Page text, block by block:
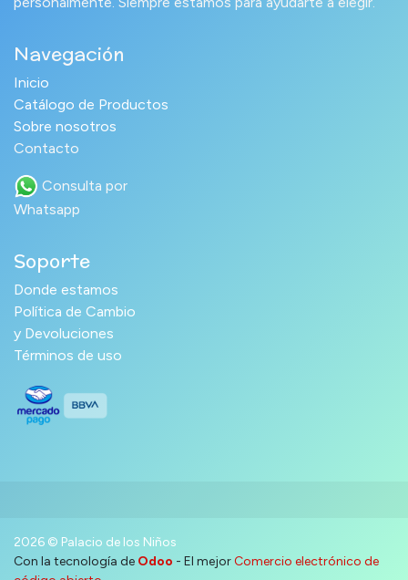
Navegación
Inicio
Catálogo de Productos
Sobre nosotros
Contacto
Consulta por
Whatsapp
Soporte
Donde estamos
Política de Cambio
y Devoluciones
Términos de uso
2026 © Palacio de los Niños
Con la tecnología de Odoo - El mejorComercio electrónico de